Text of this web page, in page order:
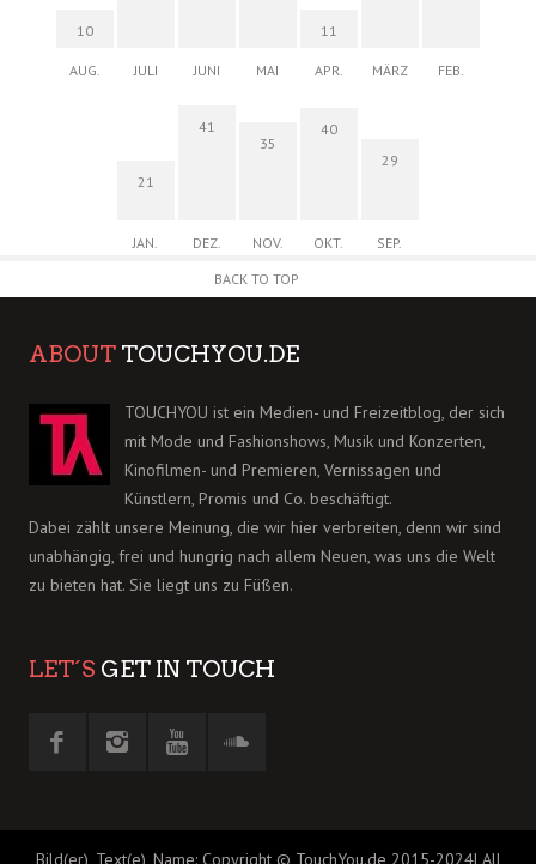
10
AUG. JULI JUNI MAI
11
APR. MÄRZ FEB.
21
JAN.
41
DEZ.
35
NOV.
40
OKT.
29
SEP.
BACK TO TOP
ABOUT TOUCHYOU.DE
TOUCHYOU ist ein Medien- und Freizeitblog, der sich
mit Mode und Fashionshows, Musik und Konzerten,
Kinofilmen- und Premieren, Vernissagen und
Künstlern, Promis und Co. beschäftigt.
Dabei zählt unsere Meinung, die wir hier verbreiten, denn wir sind
unabhängig, frei und hungrig nach allem Neuen, was uns die Welt
zu bieten hat. Sie liegt uns zu Füßen.
LET´S GET IN TOUCH